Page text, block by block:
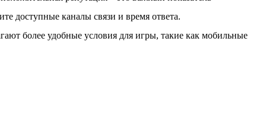
доступные каналы связи и время ответа.
более удобные условия для игры, такие как мобильные